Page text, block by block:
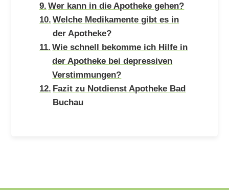
Wer kann in die Apotheke gehen?
Welche Medikamente gibt es in
der Apotheke?
Wie schnell bekomme ich Hilfe in
der Apotheke bei depressiven
Verstimmungen?
Fazit zu Notdienst Apotheke Bad
Buchau